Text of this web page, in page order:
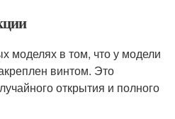
моделях в том, что у модели
винтом. Это
открытия и полного